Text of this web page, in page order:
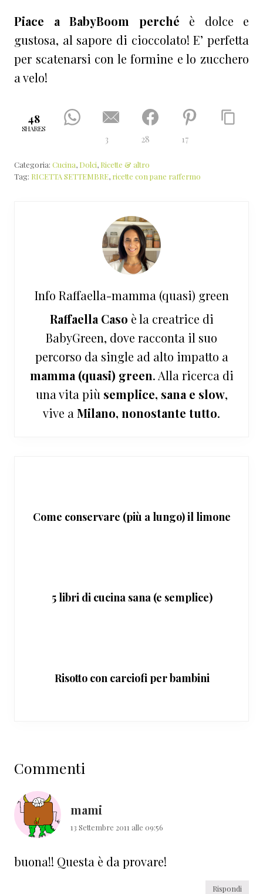
Piace a BabyBoom perché è dolce e
gustosa, al sapore di cioccolato! E’ perfetta
per scatenarsi con le formine e lo zucchero
a velo!
48
SHARES
3 28 17
Categoria: Cucina, Dolci, Ricette & altro
Tag: RICETTA SETTEMBRE, ricette con pane raffermo
Info Raffaella-mamma (quasi) green
Raffaella Caso è la creatrice di
BabyGreen, dove racconta il suo
percorso da single ad alto impatto a
mamma (quasi) green. Alla ricerca di
una vita più semplice, sana e slow,
vive a Milano, nonostante tutto.
Come conservare (più a lungo) il limone
5 libri di cucina sana (e semplice)
Risotto con carciofi per bambini
del
lettore
Commenti
mami
13 Settembre 2011 alle 09:56
buona!! Questa è da provare!
Rispondi